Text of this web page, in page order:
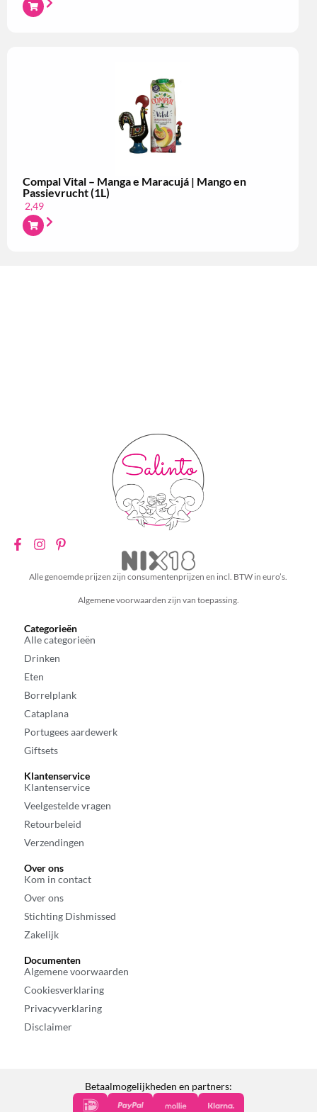
Compal Vital – Manga e Maracujá | Mango en
Passievrucht (1L)
2,49
Alle genoemde prijzen zijn consumentenprijzen en incl. BTW in euro’s.
Algemene voorwaarden zijn van toepassing.
Categorieën
Alle categorieën
Drinken
Eten
Borrelplank
Cataplana
Portugees aardewerk
Giftsets
Klantenservice
Klantenservice
Veelgestelde vragen
Retourbeleid
Verzendingen
Over ons
Kom in contact
Over ons
Stichting Dishmissed
Zakelijk
Documenten
Algemene voorwaarden
Cookiesverklaring
Privacyverklaring
Disclaimer
Betaalmogelijkheden en partners: